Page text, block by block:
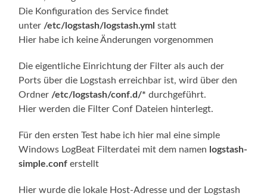
Die Konfiguration des Service findet
unter /etc/logstash/logstash.ymlstatt
Hier habe ich keine Änderungen vorgenommen
Die eigentliche Einrichtung der Filter als auch der
Ports über die Logstash erreichbar ist, wird über den
Ordner /etc/logstash/conf.d/*durchgeführt.
Hier werden die Filter Conf Dateien hinterlegt.
Für den ersten Test habe ich hier mal eine simple
Windows LogBeat Filterdatei mit dem namen logstash-
simple.conf erstellt
Hier wurde die lokale Host-Adresse und der Logstash